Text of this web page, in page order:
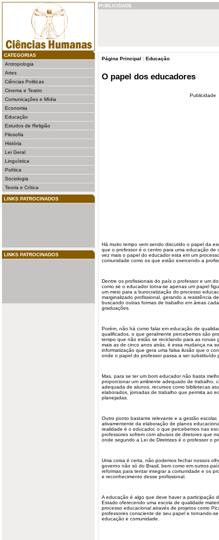
CATEGORIAS
Antropologia
Artes
Ciências Politicas
Cinema e Teatro
Comunicações e Mídia
Economia
Educação
Estudos de Religião
Filosofia
História
Lei Geral
Linguística
Política
Sociologia
Teoria e Crítica
LINKS PATROCINADOS
LINKS PATROCINADOS
PUBLICIDADE
Página Principal : Educação
O papel dos educadores
Publicidade
Há muito tempo vem sendo discutido o papel da
que o professor é o centro para uma educação de
vez mais o papel do educador esta em um
comunidade como os que estão exercendo a
Dentre os profissionais do país o professor e um
como se o educador torna-se apenas um papel
um meio para a burocratização do processo
marginalizado profissional, gerando a resistência
buscando outras formas de trabalho em áreas
graduações.
Porém, não há como falar em educação de
qualificados, o que geralmente percebemos são
tempo que não estão se reciclando para as novas
mais as de cinco anos atrás, é essa mudança na
informatização que gera uma falsa ilusão que o
onde o papel do professor passa a ser substituído
Mas, para se ter um bom educador não basta
proporcionar um ambiente adequado de trabalho,
adequada de alunos, recursos como bibliotecas
elaborados, jornadas de trabalho que permita ao
planejadas.
Outro ponto bastante relevante e a gestão
ativamentente da elaboração de planos
realidade é o educador, o que percebemos nas
professores sofrem com abusos de diretores que
onde segundo a Lei de Diretrizes é o professor o
Uma coisa é certa, não podemos fechar nossos
governo não só do Brasil, bem como em outros
reformas para tentar integrar a comunidade e os
e reconhecimento desse profissional.
A educação é algo que deve haver a participação
Estado oferecendo uma escola de qualidade
processo educacional através de projetos como
professores consciente de seu papel e tornando-
educação e comunidade.